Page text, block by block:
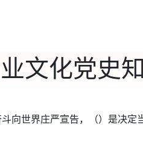
文化党史
向世界庄严宣告，（）是决定